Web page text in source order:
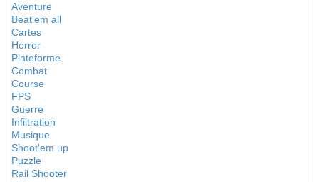
Aventure
Beat'em all
Cartes
Horror
Plateforme
Combat
Course
FPS
Guerre
Infiltration
Musique
Shoot'em up
Puzzle
Rail Shooter